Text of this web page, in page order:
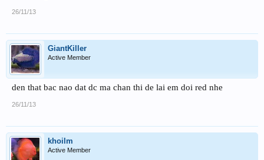
26/11/13
GiantKiller
Active Member
den that bac nao dat dc ma chan thi de lai em doi red nhe
26/11/13
khoilm
Active Member